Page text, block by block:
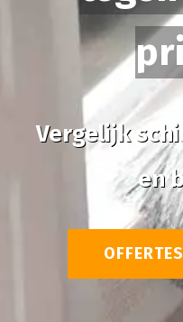
Vergelijk
en